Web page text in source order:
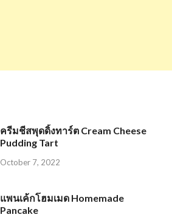
ครีมชีสพุดดิ้งทาร์ต Cream Cheese
Pudding Tart
October 7, 2022
แพนเค้กโฮมเมด Homemade
Pancake